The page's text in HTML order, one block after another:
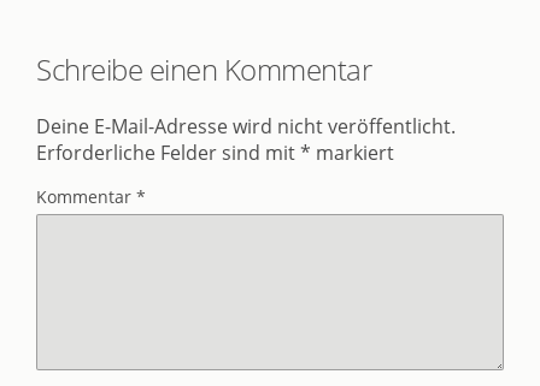
Schreibe einen Kommentar
Deine E-Mail-Adresse wird nicht veröffentlicht.
Erforderliche Felder sind mit* markiert
Kommentar *